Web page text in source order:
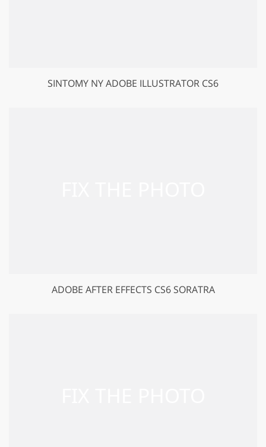
SINTOMY NY ADOBE ILLUSTRATOR CS6
ADOBE AFTER EFFECTS CS6 SORATRA